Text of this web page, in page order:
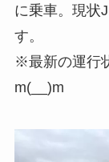
に乗車。現状
す。
※最新の運行
m(__)m